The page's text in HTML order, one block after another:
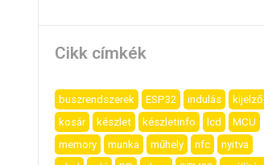
Cikk címkék
buszrendszerek ESP32 indulás
kijelző
kosár
készlet készletinfo lcd
MCU
memory
munka műhely nfc
nyitva